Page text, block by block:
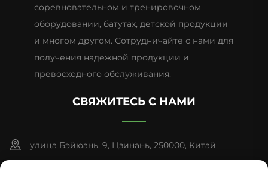
соревновательном и тренировочном
оборудовании, батутах, детской продукции
и многом другом. Сотрудничайте с нами для
получения надежной продукции и
превосходного обслуживания.
СВЯЖИТЕСЬ С НАМИ
улица Бэйюань, 9, Цзинань, 250000, Китай